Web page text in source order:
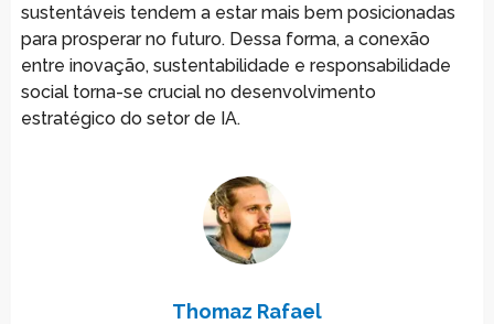
sustentáveis tendem a estar mais bem posicionadas
para prosperar no futuro. Dessa forma, a conexão
entre inovação, sustentabilidade e responsabilidade
social torna-se crucial no desenvolvimento
estratégico do setor de IA.
Thomaz Rafael